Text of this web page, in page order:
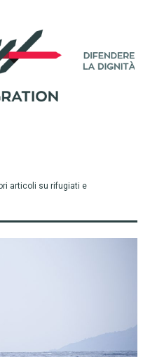
articoli su rifugiati e